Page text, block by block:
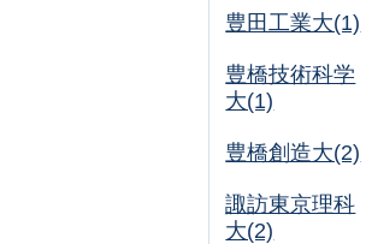
豊田工業大(1)
豊橋技術科学
大(1)
豊橋創造大(2)
諏訪東京理科
大(2)